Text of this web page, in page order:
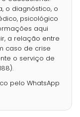
o diagnóstico, o
psicológico
aqui
a relação entre
caso de crise
o serviço de
pelo WhatsApp